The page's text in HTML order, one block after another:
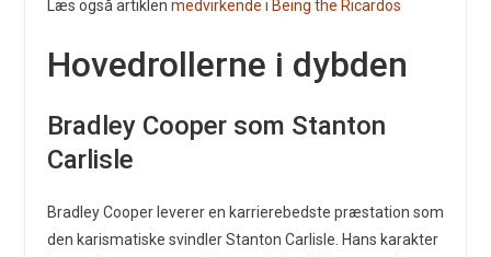
Læs også artiklen medvirkende i Being the Ricardos
Hovedrollerne i dybden
Bradley Cooper som Stanton
Carlisle
Bradley Cooper leverer en karrierebedste præstation som
den karismatiske svindler Stanton Carlisle. Hans karakter